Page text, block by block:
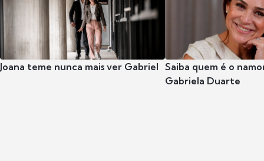
Joana teme nunca mais ver Gabriel Saiba quem é o
Gabriela Duarte